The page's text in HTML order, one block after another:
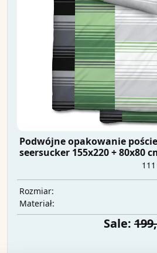
Podwójne opakowanie
seersucker 155x220 + 80x80
Rozmiar:
Materiał:
Sale: